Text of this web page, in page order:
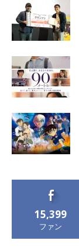
15,399
ファン